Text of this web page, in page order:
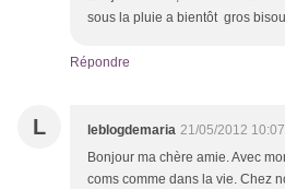
sous la pluie a bientôt gros
Répondre
L leblogdemaria 21/05/2012 10:07
Bonjour ma chère amie. Avec
coms comme dans la vie. Chez